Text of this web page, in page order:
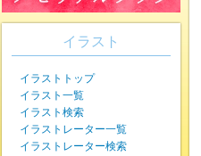
イラスト
イラストトップ
イラスト一覧
イラスト検索
イラストレーター一覧
イラストレーター検索